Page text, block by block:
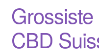
CBD